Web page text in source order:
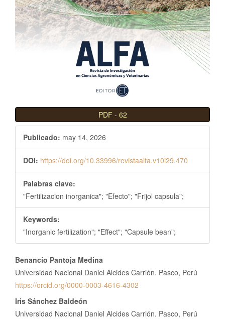
a
r
r
r
a
PDF - 62
Publicado: may 14, 2026
DOI: https://doi.org/10.33996/revistaalfa.v10i29.470
Palabras clave:
"Fertilizacion inorganica"; "Efecto"; "Frijol capsula";
Keywords:
"Inorganic fertilization"; "Effect"; "Capsule bean";
Contenido
principal
del
artículo
Benancio Pantoja Medina
Universidad Nacional Daniel Alcides Carrión. Pasco, Perú
https://orcid.org/0000-0003-4616-4302
Iris Sánchez Baldeón
Universidad Nacional Daniel Alcides Carrión. Pasco, Perú